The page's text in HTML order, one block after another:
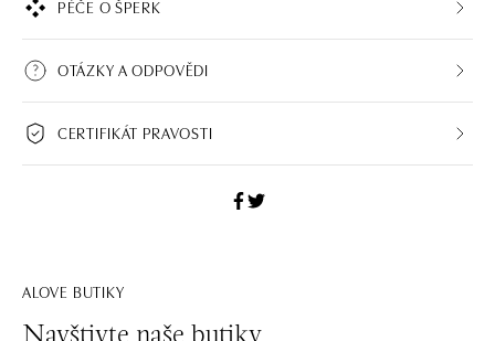
PÉČE O ŠPERK
OTÁZKY A ODPOVĚDI
CERTIFIKÁT PRAVOSTI
ALOVE BUTIKY